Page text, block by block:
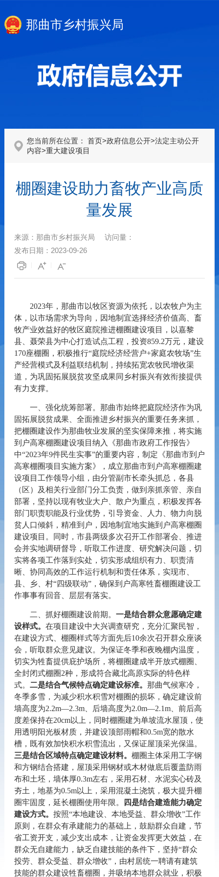
那曲市乡村振兴局
您当前所在位置： 首页>政府信息公开>法定主动公开
内容>重大建设项目
棚圈建设助力畜牧产业高质
量发展
来源： 那曲市乡村振兴局
访问量：
发布日期： 2023-09-26
2023年， 那曲市以牧区资源为依托，以农牧户为主
体，以市场需求为导向，因地制宜选择经济价值高、 畜
牧产业效益好的牧区庭院推进棚圈建设项目，以嘉黎
县、聂荣县为中心打造试点工程， 投资859.2万元，建设
170座棚圈， 积极推行“庭院经济经营户+家庭农牧场”生
产经营模式及利益联结机制
， 持续拓宽农牧民增收渠
道，为巩固拓展脱贫攻坚成果同乡村振兴有效衔接提供
有力支撑。
一、强化统筹部署。 那曲市始终把庭院经济作为巩
固拓展脱贫成果、全面推进乡村振兴的重要任务来抓，
把棚圈建设作为那曲牧业发展的坚实保障来推，将实施
到户高寒棚圈建设项目纳入《那曲市政府工作报告》
中“2023年9件民生实事”的重要内容，制定《那曲市到户
高寒棚圈项目实施方案》，成立那曲市到户高寒棚圈建
设项目工作领导小组， 由分管副市长牵头抓总，各县
（区）及相关行业部门分工负责，做到亲抓亲管、亲自
部署，坚持以现有牧业大户、散户为重点，积极发挥各
部门职责职能及行业优势，引导资金、人力、物力向脱
贫人口倾斜，精准到户，因地制宜地实施到户高寒棚圈
建设项目。同时， 市县两级多次召开工作部署会、推进
会并实地调研督导，听取工作进度、研究解决问题，切
实将各项工作落到实处，切实形成组织有力、职责清
晰、协同高效的工作运行机制和责任体系， 实现市、
县、乡、村“四级联动”，确保到户高寒牲畜棚圈建设工
作事事有回音、层层有落实。
二、抓好棚圈建设前期。 一是结合群众意愿确定建
设样式。 在项目建设中大兴调查研究，充分汇聚民智，
在建设方式、棚圈样式等方面先后10余次召开群众座谈
会，听取群众意见建议。 为保证冬季和夜晚棚内温度，
切实为牲畜提供庇护场所，将棚圈建成半开放式棚圈、
全封闭式棚圈2种， 形成符合藏北高原实际的特色样
式。 二是结合气候特点确定建设标准。 那曲气候寒冷，
冬季多雪，为减少积水积雪对棚圈的损坏，确定建设前
墙高度为2.2m—2.3m、后墙高度为2.0m—2.1m、前后高
度差保持在20cm以上，同时棚圈建为单坡流水屋顶，使
用透明阳光板材质，并建设顶部雨帽和0.5m宽的散水
槽，既有效加快积水积雪流出，又保证屋顶采光保温。
三是结合区域特点确定建设材料。 棚圈主体采用工字钢
和方钢结合搭建，屋顶采用钢材或木材做底后覆盖防雨
布和土坯，墙体厚0.3m左右，采用石材、水泥实心砖及
夯土，地基为0.5m以上，采用混凝土浇筑，极大提升棚
圈牢固度，延长棚圈使用年限。
四是结合建造能力确定
建设方式。 按照“本地建设、本地受益、群众增收”工作
原则，在群众有承建能力的基础上，鼓励群众自建，节
省工资开支， 减少支出成本，让资金发挥更大效益， 在
群众无自建能力，缺乏自建技能的条件下， 坚持“群众
投劳、群众受益、群众增收”，由村居统一聘请有建筑
技能的群众建设牲畜棚圈，并吸纳本地群众就业，积极